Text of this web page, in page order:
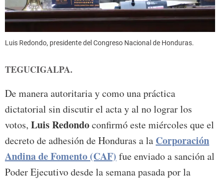
Luis Redondo, presidente del Congreso Nacional de Honduras.
TEGUCIGALPA.
De manera autoritaria y como una práctica
dictatorial sin discutir el acta y al no lograr los
votos, Luis Redondoconfirmó este miércoles que el
decreto de adhesión de Honduras a la Corporación
Andina de Fomento (CAF) fue enviado a sanción al
Poder Ejecutivo desde la semana pasada por la